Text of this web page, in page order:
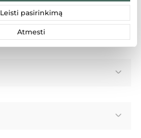
Leisti pasirinkimą
Atmesti